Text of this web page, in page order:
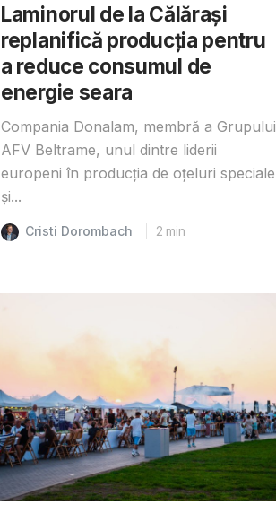
Laminorul de la Călărași
replanifică producția pentru
a reduce consumul de
energie seara
Compania Donalam, membră a Grupului
AFV Beltrame, unul dintre liderii
europeni în producția de oțeluri speciale
și...
Cristi Dorombach 2 min